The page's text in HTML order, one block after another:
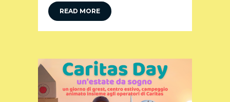
READ MORE